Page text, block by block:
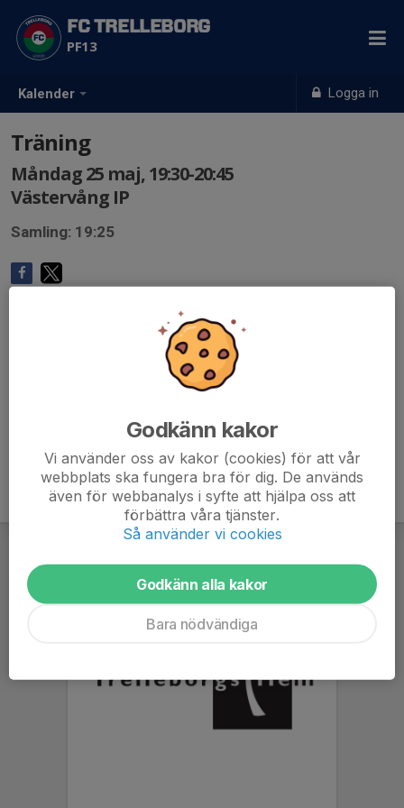
Kalender Logga in
FC TRELLEBORG
PF13
Träning
Måndag 25 maj, 19:30-20:45
Västervång IP
Samling: 19:25
Godkänn kakor
Vi använder oss av kakor (cookies) för att vår
webbplats ska fungera bra för dig. De används
även för webbanalys i syfte att hjälpa oss att
förbättra våra tjänster.
Så använder vi cookies
Godkänn alla kakor
Bara nödvändiga